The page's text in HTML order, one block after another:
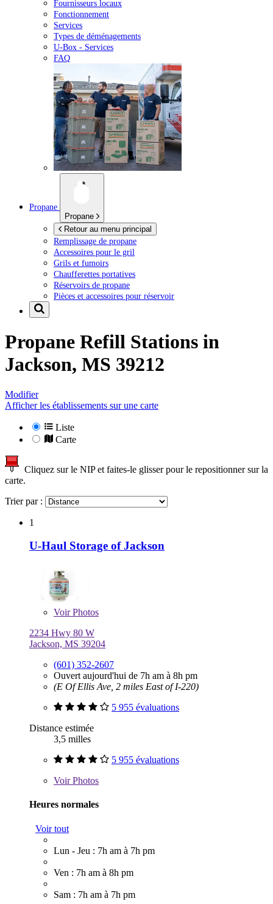
Fournisseurs locaux
Fonctionnement
Services
Types de déménagements
U-Box - Services
FAQ
Propane
Propane
Retour au menu principal
Remplissage de propane
Accessoires pour le gril
Grils et fumoirs
Chaufferettes portatives
Réservoirs de propane
Pièces et accessoires pour réservoir
Propane Refill Stations in
Jackson, MS 39212
Modifier
Afficher les établissements sur une carte
Liste
Carte
Cliquez sur le NIP et faites-le glisser pour le repositionner sur la
carte.
Trier par :
1
U-Haul Storage of Jackson
VoirPhotos
2234 Hwy 80 W
Jackson, MS 39204
(601) 352-2607
Ouvert aujourd'hui de 7h am à 8h pm
(E Of Ellis Ave, 2 miles East of I-220)
5 955 évaluations
Distance estimée
3,5 milles
5 955 évaluations
VoirPhotos
Heures normales
Voir tout
Lun - Jeu : 7h am à 7h pm
Ven : 7h am à 8h pm
Sam : 7h am à 7h pm